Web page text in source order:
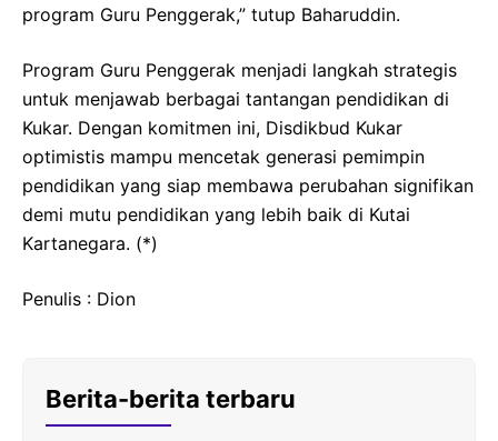
program Guru Penggerak,” tutup Baharuddin.
Program Guru Penggerak menjadi langkah strategis
untuk menjawab berbagai tantangan pendidikan di
Kukar. Dengan komitmen ini, Disdikbud Kukar
optimistis mampu mencetak generasi pemimpin
pendidikan yang siap membawa perubahan signifikan
demi mutu pendidikan yang lebih baik di Kutai
Kartanegara. (*)
Penulis : Dion
Berita-berita terbaru